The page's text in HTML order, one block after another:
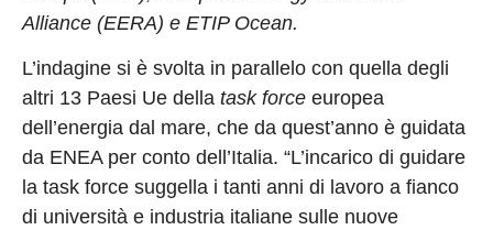
Alliance (EERA) e ETIP Ocean.
L’indagine si è svolta in parallelo con quella degli
altri 13 Paesi Ue della task force europea
dell’energia dal mare, che da quest’anno è guidata
da ENEA per conto dell’Italia. “L’incarico di guidare
la task force suggella i tanti anni di lavoro a fianco
di università e industria italiane sulle nuove